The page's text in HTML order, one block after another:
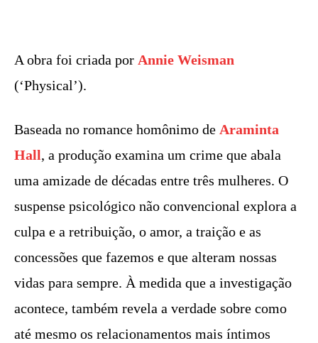
A obra foi criada por Annie Weisman
(‘Physical’).
Baseada no romance homônimo de Araminta
Hall, a produção examina um crime que abala
uma amizade de décadas entre três mulheres. O
suspense psicológico não convencional explora a
culpa e a retribuição, o amor, a traição e as
concessões que fazemos e que alteram nossas
vidas para sempre. À medida que a investigação
acontece, também revela a verdade sobre como
até mesmo os relacionamentos mais íntimos